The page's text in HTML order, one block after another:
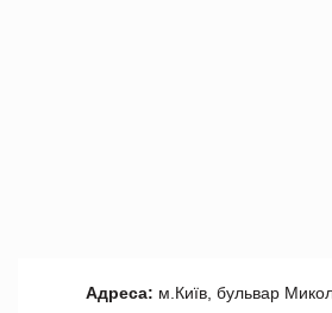
Адреса: м.Київ, бульвар